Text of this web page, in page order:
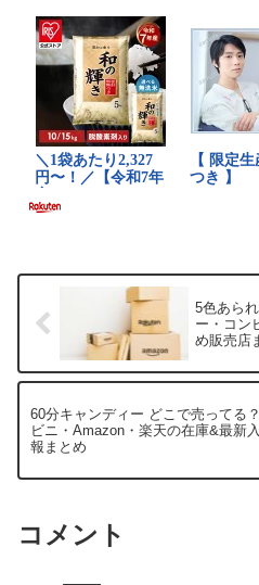
5色あら
ー・コン
め販売店
60分キャンディー どこで売ってる
ビニ・Amazon・楽天の在庫&最新
報まとめ
コメント